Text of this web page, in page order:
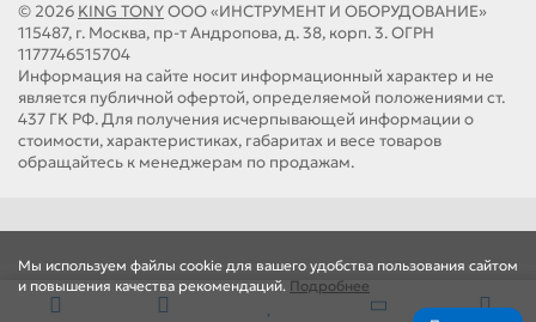
Мы используем файлы cookie для вашего удобства пользования сайтом
и повышения качества рекомендаций. Подробнее
© 2026 KING TONYООО «ИНСТРУМЕНТ И ОБОРУДОВАНИЕ»
115487, г. Москва, пр-т Андропова, д. 38, корп. 3. ОГРН
1177746515704
Информация на сайте носит информационный характер и не
является публичной офертой, определяемой положениями ст.
437 ГК РФ. Для получения исчерпывающей информации о
стоимости, характеристиках, габаритах и весе товаров
обращайтесь к менеджерам по продажам.